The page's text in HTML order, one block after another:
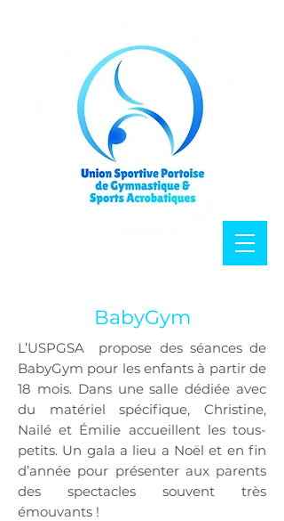
BabyGym
L’USPGSA propose des séances de
BabyGym pour les enfants à partir de
18 mois. Dans une salle dédiée avec
du matériel spécifique, Christine,
Nailé et Émilie accueillent les tous-
petits. Un gala a lieu a Noël et en fin
d’année pour présenter aux parents
des spectacles souvent très
émouvants !